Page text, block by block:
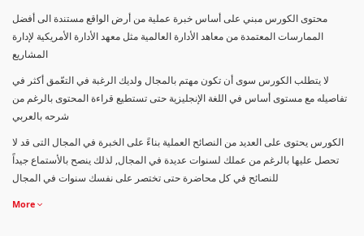
محتوى الكورس مبني على أساس خبرة عملية من أرض الواقع مستندة الى أفضل
الممارسات المعتمدة من معاهد الأدارة العالمية مثل معهد الأدارة الأمريكية لإدارة
المشاريع
لا يتطلب الكورس سوى أن تكون مهتم بالمجال ولديك الرغبة في التعّمق أكثر في
تفاصيله مع مستوى أساس في اللغة الإنجليزية حتى تستطيع قراءة المحتوى بالرغم من
شرحه بالعربي
الكورس يحتوى على العديد من النصائح العملية بناءً على الخبرة في المجال التى قد لا
تحصل عليها بالرغم من عملك لسنوات عديدة في المجال, لذلك ينصح بالأستماع جيداً
للنصائح في كل محاضرة حتى تختصر على نفسك سنوات في المجال
More